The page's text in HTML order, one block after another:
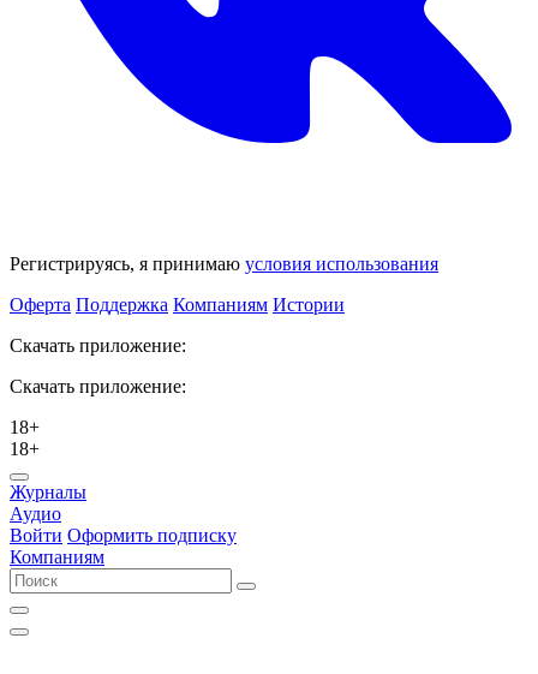
Регистрируясь, я принимаю условия использования
Оферта Поддержка Компаниям Истории
Скачать приложение:
Скачать приложение:
18+
18+
Журналы
Аудио
Войти Оформить подписку
Компаниям